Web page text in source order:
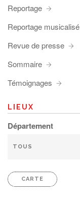
Reportage
Reportage musicalisé
Revue de presse
Sommaire
Témoignages
LIEUX
Département
CARTE